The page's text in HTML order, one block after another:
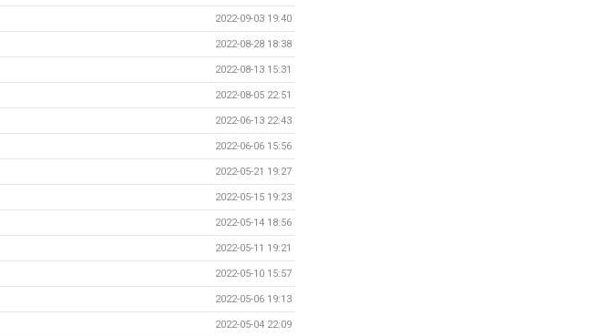
2022-09-03 19:40
2022-08-28 18:38
2022-08-13 15:31
2022-08-05 22:51
2022-06-13 22:43
2022-06-06 15:56
2022-05-21 19:27
2022-05-15 19:23
2022-05-14 18:56
2022-05-11 19:21
2022-05-10 15:57
2022-05-06 19:13
2022-05-04 22:09